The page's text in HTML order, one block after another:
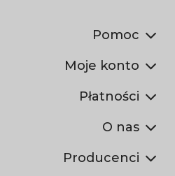
Pomoc
Moje konto
Płatności
O nas
Producenci